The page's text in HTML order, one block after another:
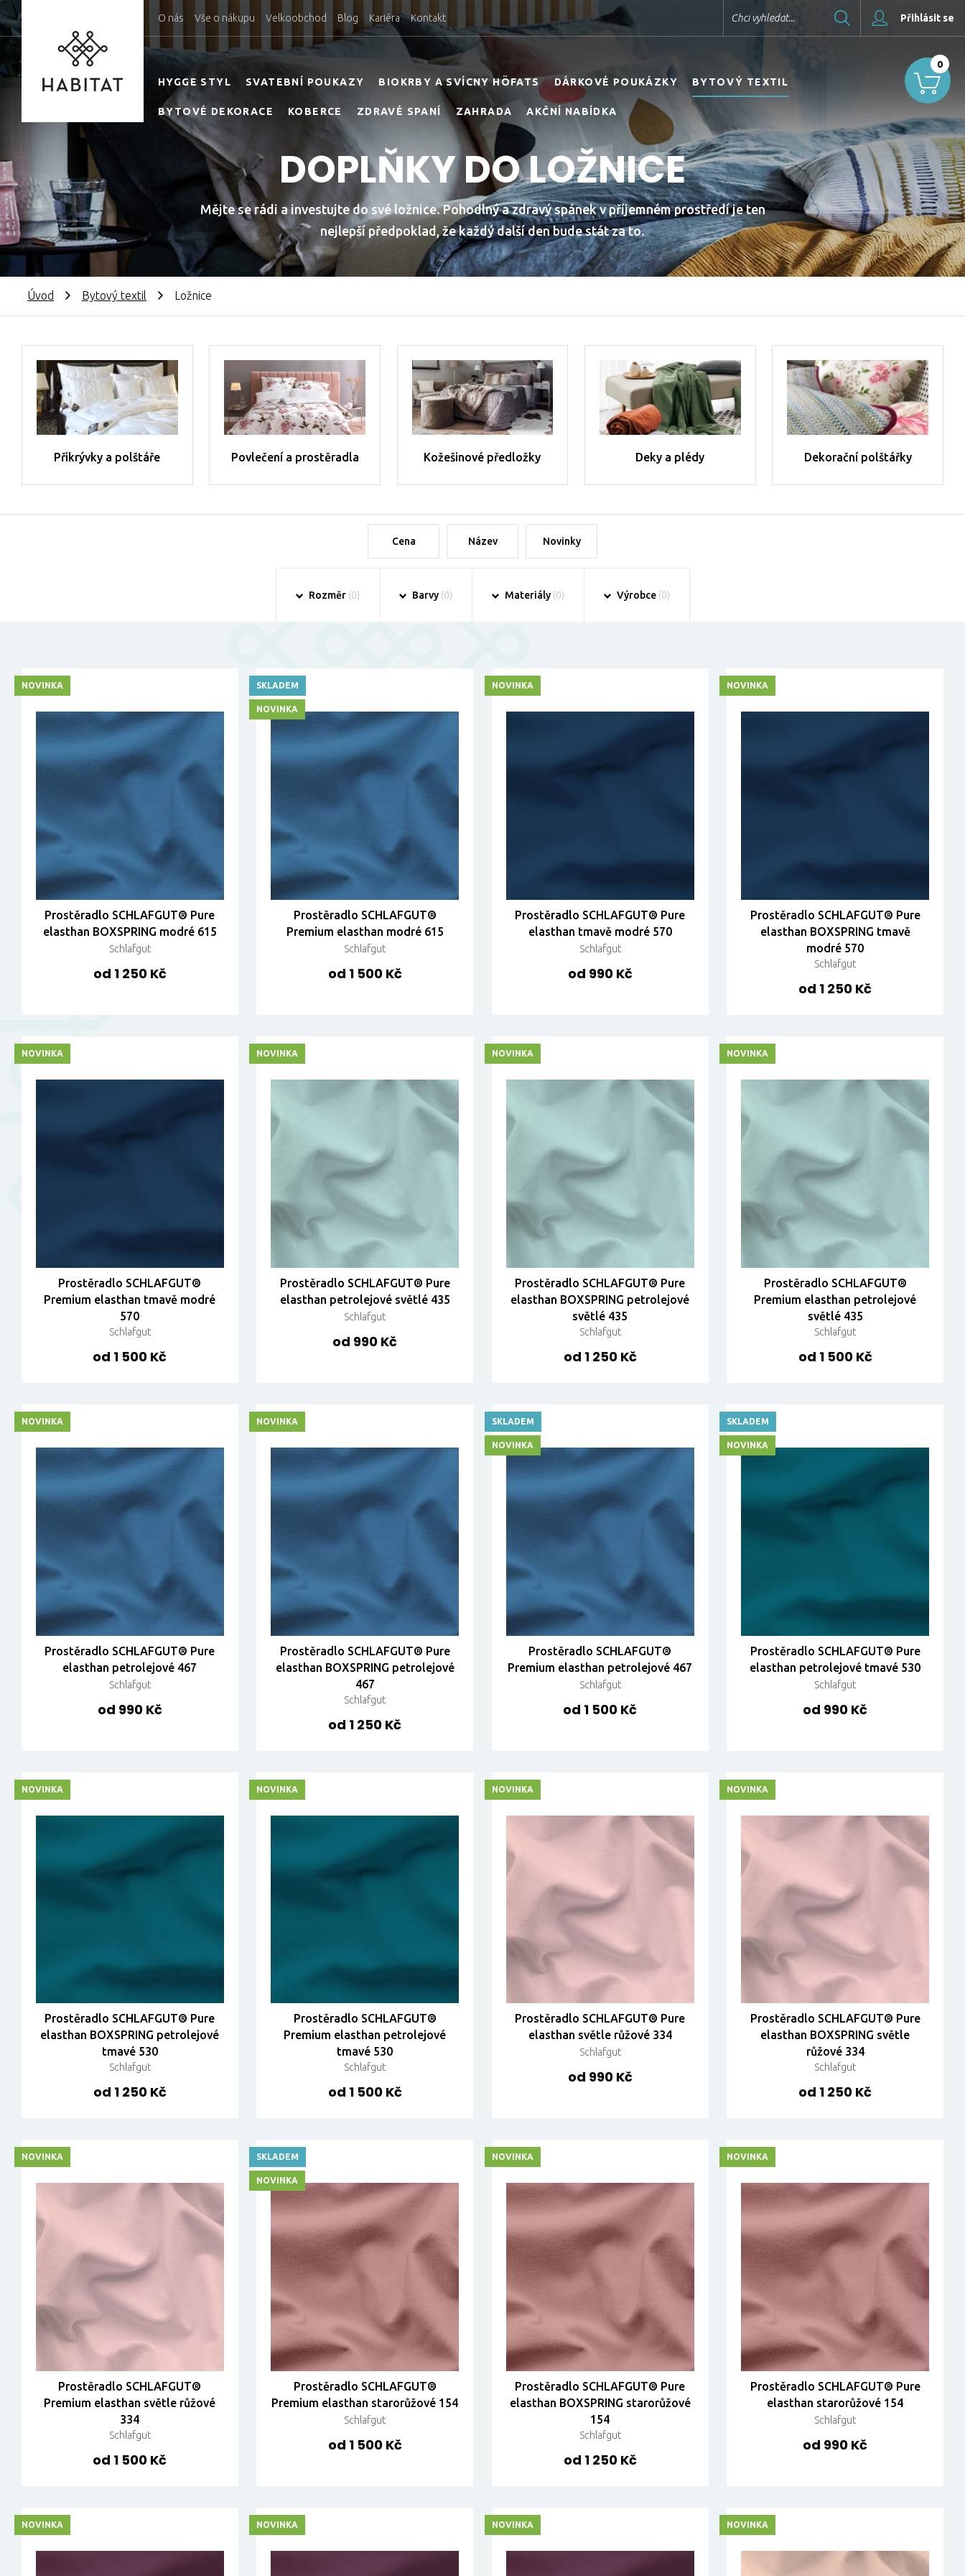
O nás Vše o nákupu Velkoobchod Blog Kariéra Kontakt Přihlásit se
Chci vyhledat... Hledat
HYGGE STYL SVATEBNÍ POUKAZY BIOKRBY A SVÍCNY HÖFATS DÁRKOVÉ POUKÁZKY BYTOVÝ TEXTIL
BYTOVÉ DEKORACE KOBERCE ZDRAVÉ SPANÍ ZAHRADA AKČNÍ NABÍDKA
DOPLŇKY DO LOŽNICE
Mějte se rádi a investujte do své ložnice. Pohodlný a zdravý spánek v příjemném prostředí je ten
nejlepší předpoklad, že každý další den bude stát za to.
0
Úvod Bytový textil Ložnice
Přikrývky a polštáře Povlečení a prostěradla Kožešinové předložky Deky a plédy Dekorační polštářky
Cena Název Novinky
Rozměr (0) Barvy (0) Materiály (0) Výrobce (0)
Prostěradlo SCHLAFGUT® Pure
elasthan BOXSPRING modré 615
Schlafgut
od 1 250 Kč
NOVINKA
Prostěradlo SCHLAFGUT®
Premium elasthan modré 615
Schlafgut
od 1 500 Kč
SKLADEM
NOVINKA
Prostěradlo SCHLAFGUT® Pure
elasthan tmavě modré 570
Schlafgut
od 990 Kč
NOVINKA
Prostěradlo SCHLAFGUT® Pure
elasthan BOXSPRING tmavě
modré 570
Schlafgut
od 1 250 Kč
NOVINKA
Prostěradlo SCHLAFGUT®
Premium elasthan tmavě modré
570
Schlafgut
od 1 500 Kč
NOVINKA
Prostěradlo SCHLAFGUT® Pure
elasthan petrolejové světlé 435
Schlafgut
od 990 Kč
NOVINKA
Prostěradlo SCHLAFGUT® Pure
elasthan BOXSPRING petrolejové
světlé 435
Schlafgut
od 1 250 Kč
NOVINKA
Prostěradlo SCHLAFGUT®
Premium elasthan petrolejové
světlé 435
Schlafgut
od 1 500 Kč
NOVINKA
Prostěradlo SCHLAFGUT® Pure
elasthan petrolejové 467
Schlafgut
od 990 Kč
NOVINKA
Prostěradlo SCHLAFGUT® Pure
elasthan BOXSPRING petrolejové
467
Schlafgut
od 1 250 Kč
NOVINKA
Prostěradlo SCHLAFGUT®
Premium elasthan petrolejové 467
Schlafgut
od 1 500 Kč
SKLADEM
NOVINKA
Prostěradlo SCHLAFGUT® Pure
elasthan petrolejové tmavé 530
Schlafgut
od 990 Kč
SKLADEM
NOVINKA
Prostěradlo SCHLAFGUT® Pure
elasthan BOXSPRING petrolejové
tmavé 530
Schlafgut
od 1 250 Kč
NOVINKA
Prostěradlo SCHLAFGUT®
Premium elasthan petrolejové
tmavé 530
Schlafgut
od 1 500 Kč
NOVINKA
Prostěradlo SCHLAFGUT® Pure
elasthan světle růžové 334
Schlafgut
od 990 Kč
NOVINKA
Prostěradlo SCHLAFGUT® Pure
elasthan BOXSPRING světle
růžové 334
Schlafgut
od 1 250 Kč
NOVINKA
Prostěradlo SCHLAFGUT®
Premium elasthan světle růžové
334
Schlafgut
od 1 500 Kč
NOVINKA
Prostěradlo SCHLAFGUT®
Premium elasthan starorůžové 154
Schlafgut
od 1 500 Kč
SKLADEM
NOVINKA
Prostěradlo SCHLAFGUT® Pure
elasthan BOXSPRING starorůžové
154
Schlafgut
od 1 250 Kč
NOVINKA
Prostěradlo SCHLAFGUT® Pure
elasthan starorůžové 154
Schlafgut
od 990 Kč
NOVINKA
NOVINKA NOVINKA NOVINKA NOVINKA